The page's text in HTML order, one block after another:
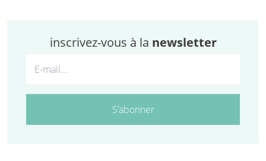
inscrivez-vous à la newsletter
S’abonner